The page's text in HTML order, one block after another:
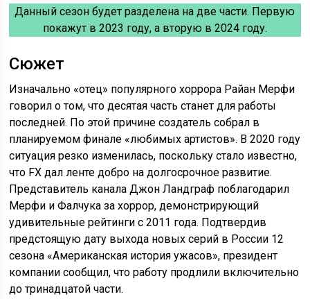
Данный сезон будет разделена на две части. Первую
покажут в 2023 году, а вторую в 2024 году.
Сюжет
Изначально «отец» популярного хоррора Райан Мерфи
говорил о том, что десятая часть станет для работы
последней. По этой причине создатель собрал в
планируемом финале «любимых артистов». В 2020 году
ситуация резко изменилась, поскольку стало известно,
что FX дал ленте добро на долгосрочное развитие.
Представитель канала Джон Ландграф поблагодарил
Мерфи и Фалчука за хоррор, демонстрирующий
удивительные рейтинги с 2011 года. Подтвердив
предстоящую дату выхода новых серий в России 12
сезона «Американская история ужасов», президент
компании сообщил, что работу продлили включительно
до тринадцатой части.